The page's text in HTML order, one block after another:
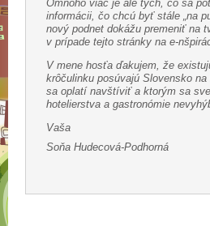
Omnoho viac je ale tých, čo sa
informácii, čo chcú byť stále „na
nový podnet dokážu premeniť na
v prípade tejto stránky na e-
V mene hosťa ďakujem, že
krôčulinku posúvajú Slovensko
sa oplatí navštíviť a ktorým sa
hotelierstva a gastronómie
Vaša
Soňa Hudecová-Podhorná